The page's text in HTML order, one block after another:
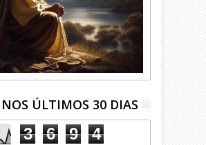
ÚLTIMOS 30 DIAS
3 6 9 4